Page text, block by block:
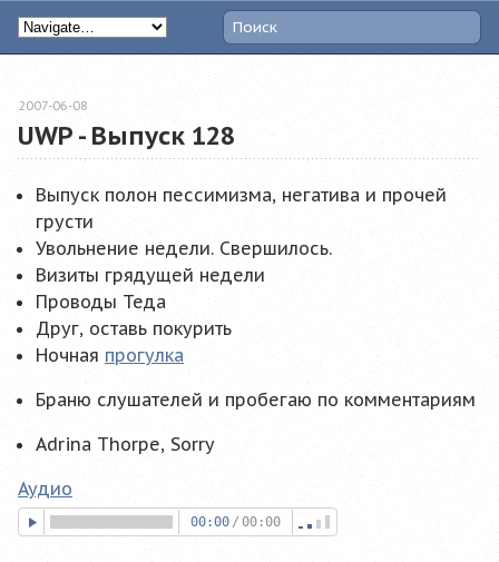
UWP - Выпуск 128
2007-06-08
Выпуск полон пессимизма, негатива и прочей
грусти
Увольнение недели. Свершилось.
Визиты грядущей недели
Проводы Теда
Друг, оставь покурить
Ночная прогулка
Браню слушателей и пробегаю по комментариям
Adrina Thorpe, Sorry
Аудио
00:00 / 00:00